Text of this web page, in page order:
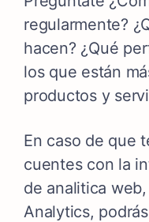
regularmente?
hacen? ¿Qué
los que están
productos y
En caso de que
cuentes con la
de analitica
Analytics,